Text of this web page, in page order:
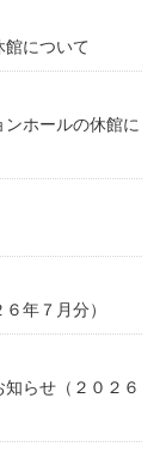
館について
ンホールの休館に
年７月分）
らせ（２０２６